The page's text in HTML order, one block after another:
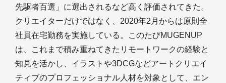
先駆者百選」に選出されるなど高く評価されてきた。
クリエイターだけではなく、2020年2月からは原則全
社員在宅勤務を実施している。このたびMUGENUP
は、これまで積み重ねてきたリモートワークの経験と
知見を活かし、イラストや3DCGなどアートクリエイ
ティブのプロフェッショナル人材を対象として、エン